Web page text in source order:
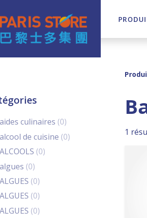
principale
aides culinaires 00 products
alcool de cuisine 00 products
ALCOOLS 00 products
algues 00 products
ALGUES 00 products
ALGUES 00 products
ALGUES 00 products
1